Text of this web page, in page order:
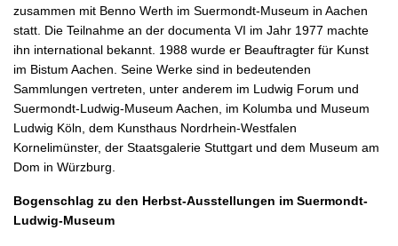
zusammen mit Benno Werth im Suermondt-Museum in Aachen
statt. Die Teilnahme an der documenta VI im Jahr 1977 machte
ihn international bekannt. 1988 wurde er Beauftragter für Kunst
im Bistum Aachen. Seine Werke sind in bedeutenden
Sammlungen vertreten, unter anderem im Ludwig Forum und
Suermondt-Ludwig-Museum Aachen, im Kolumba und Museum
Ludwig Köln, dem Kunsthaus Nordrhein-Westfalen
Kornelimünster, der Staatsgalerie Stuttgart und dem Museum am
Dom in Würzburg.
Bogenschlag zu den Herbst-Ausstellungen im Suermondt-
Ludwig-Museum